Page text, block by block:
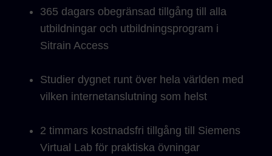
365 dagars obegränsad tillgång till alla
utbildningar och utbildningsprogram i
Sitrain Access
Studier dygnet runt över hela världen med
vilken internetanslutning som helst
2 timmars kostnadsfri tillgång till Siemens
Virtual Lab för praktiska övningar